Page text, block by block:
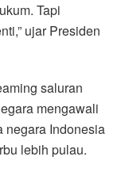
Tapi
ujar Presiden
saluran
mengawali
negara Indonesia
lebih pulau.